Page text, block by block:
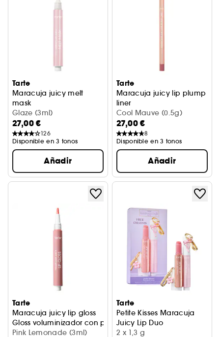
Tarte
Maracuja juicy melt
mask
Mascarilla labial nutritiva fundente
Glaze (3ml)
27,00 €
126
Disponible en 3 tonos
Añadir
Tarte
Maracuja juicy lip plump
liner
Perfilador de labios con
Cool Mauve (0.5g)
27,00 €
8
Disponible en 3 tonos
Añadir
Tarte
Maracuja juicy lip gloss
Gloss voluminizador con péptidos
Pink Lemonade (3ml)
Tarte
Petite Kisses Maracuja
Juicy Lip Duo
Dúo de labios
2 x 1,3 g